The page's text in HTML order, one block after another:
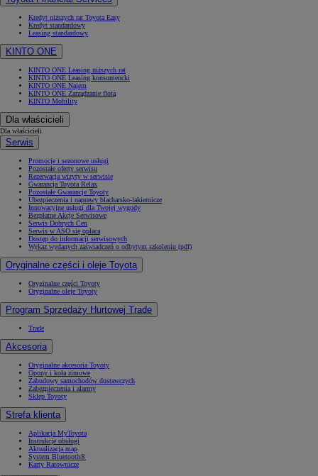
Kredyt niższych rat Toyota Easy
Kredyt standardowy
Leasing standardowy
KINTO ONE
KINTO ONE Leasing niższych rat
KINTO ONE Leasing konsumencki
KINTO ONE Najem
KINTO ONE Zarządzanie flotą
KINTO Mobility
Dla właścicieli
Dla właścicieli
Serwis
Promocje i sezonowe usługi
Pozostałe oferty serwisu
Rezerwacja wizyty w serwisie
Gwarancja Toyota Relax
Pozostałe Gwarancje Toyoty
Ubezpieczenia i naprawy blacharsko-lakiernicze
Innowacyjne usługi dla Twojej wygody
Bezpłatne Akcje Serwisowe
Serwis Dobrych Cen
Serwis w ASO się opłaca
Dostęp do informacji serwisowych
Wykaz wydanych zaświadczeń o odbytym szkoleniu (pdf)
Oryginalne części i oleje Toyota
Oryginalne części Toyoty
Oryginalne oleje Toyoty
Program Sprzedaży Hurtowej Trade
Trade
Akcesoria
Oryginalne akcesoria Toyoty
Opony i koła zimowe
Zabudowy samochodów dostawczych
Zabezpieczenia i alarmy
Sklep Toyoty
Strefa klienta
Aplikacja MyToyota
Instrukcje obsługi
Aktualizacja map
System Bluetooth®
Karty Ratownicze